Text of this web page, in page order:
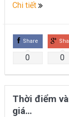
Chi tiết
Share
0 0
Thời điểm
giá…